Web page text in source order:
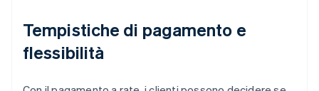
Tempistiche di pagamento e
flessibilità